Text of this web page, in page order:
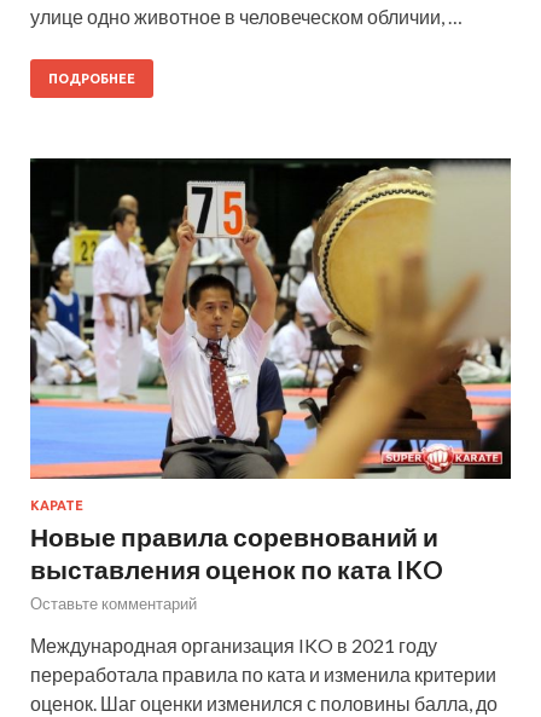
улице одно животное в человеческом обличии, …
ПОДРОБНЕЕ
КАРАТЕ
Новые правила соревнований и
выставления оценок по ката IKO
Оставьте комментарий
Международная организация IKO в 2021 году
переработала правила по ката и изменила критерии
оценок. Шаг оценки изменился с половины балла, до